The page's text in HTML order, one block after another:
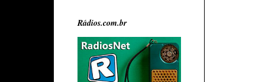
Rádios.com.br